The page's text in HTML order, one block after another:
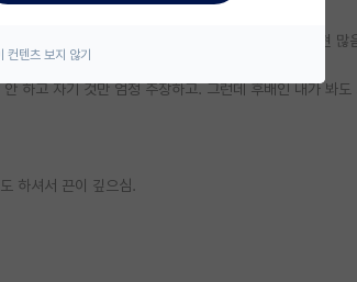
른 학생들도 인건비 풀로 받고 해외연수도 다녀옴)
데 입에 담기 힘든 말로 욕함. 병X찐X 등 과격한 표현 많
하고 자기 것만 엄청 주장하고. 그런데 후배인 내가 봐도
하셔서 끈이 깊으심.
컨텐츠 보지 않기